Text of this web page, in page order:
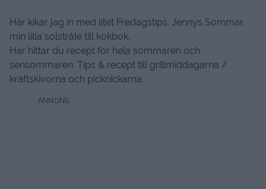
Här kikar jag in med litet Fredagstips. Jennys Sommar,
min lilla solstråle till kokbok.
Här hittar du recept för hela sommaren och
sensommaren. Tips & recept till grillmiddagarna /
kräftskivorna och picknickarna.